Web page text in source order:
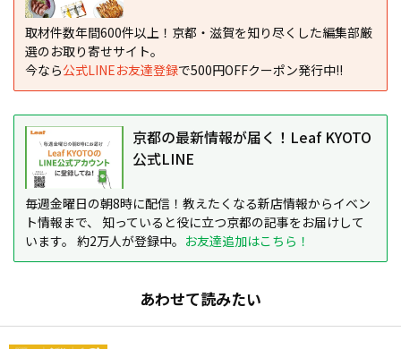
取材件数年間600件以上！京都・滋賀を知り尽くした編集部厳
選のお取り寄せサイト。
今なら公式LINEお友達登録で500円OFFクーポン発行中!!
京都の最新情報が届く！Leaf KYOTO
公式LINE
毎週金曜日の朝8時に配信！教えたくなる新店情報からイベン
ト情報まで、 知っていると役に立つ京都の記事をお届けして
います。 約2万人が登録中。 お友達追加はこちら！
あわせて読みたい